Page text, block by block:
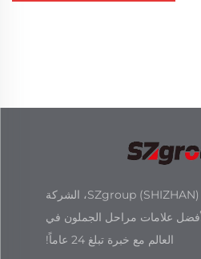
مرحباً بكم في مجموعة SZgroup (SHIZHAN)، الشركة
علامات مراحل الجملون في
العالم مع خبرة تبلغ 24 عاماً!